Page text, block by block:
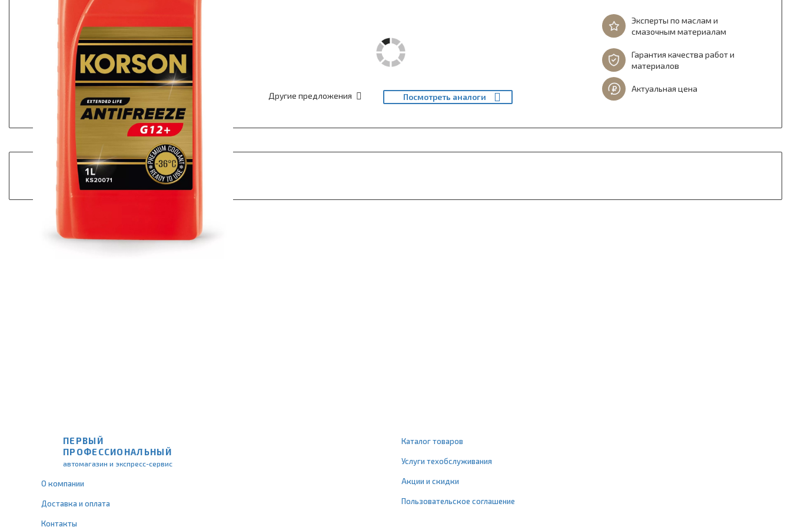
Другие предложения Посмотреть аналоги
Эксперты по маслам и
смазочным материалам
Гарантия качества работ и
материалов
Актуальная цена
ПЕРВЫЙ
ПРОФЕССИОНАЛЬНЫЙ
автомагазин и экспресс-сервис
О компании
Доставка и оплата
Контакты
Каталог товаров
Услуги техобслуживания
Акции и скидки
Пользовательское соглашение